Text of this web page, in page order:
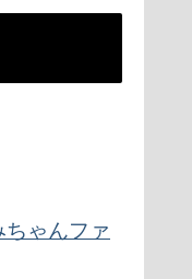
ゃんファ